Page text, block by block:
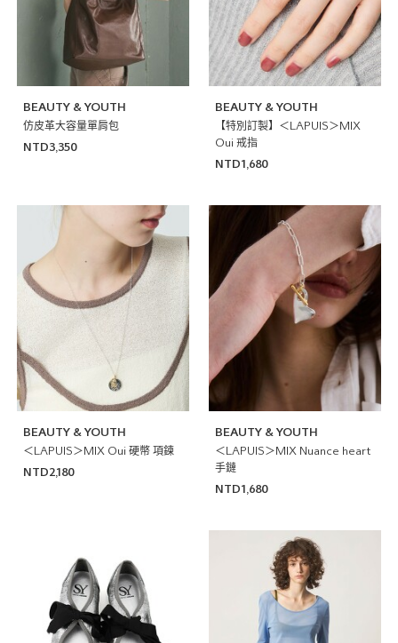
BEAUTY & YOUTH
仿皮革大容量單肩包
NTD3,350
BEAUTY & YOUTH
【特別訂製】＜LAPUIS＞MIX
Oui 戒指
NTD1,680
BEAUTY & YOUTH
＜LAPUIS＞MIX Oui 硬幣 項鍊
NTD2,180
BEAUTY & YOUTH
＜LAPUIS＞MIX Nuance heart
手鏈
NTD1,680